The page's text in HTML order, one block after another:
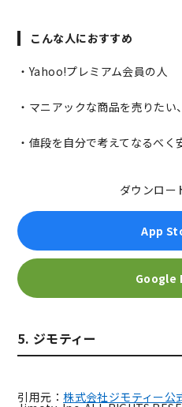
こんな人におすすめ
・Yahoo!プレミアム会員の人
・マニアックな商品を売りたい
・値段を自分で考えてなるべく
ダウンロー
App
Google
5. ジモティー
引用元：株式会社ジモティー公